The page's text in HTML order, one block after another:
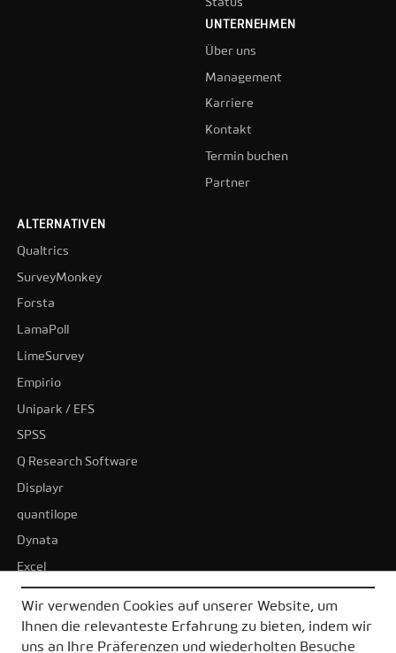
Status
UNTERNEHMEN
Über uns
Management
Karriere
Kontakt
Termin buchen
Partner
ALTERNATIVEN
Qualtrics
SurveyMonkey
Forsta
LamaPoll
LimeSurvey
Empirio
Unipark / EFS
SPSS
Q Research Software
Displayr
quantilope
Dynata
Excel
Tableau
Power BI
Wir verwenden Cookies auf unserer Website, um
Ihnen die relevanteste Erfahrung zu bieten, indem wir
uns an Ihre Präferenzen und wiederholten Besuche